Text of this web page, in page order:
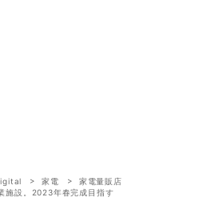
家電
家電量販店
施設。2023年春完成目指す